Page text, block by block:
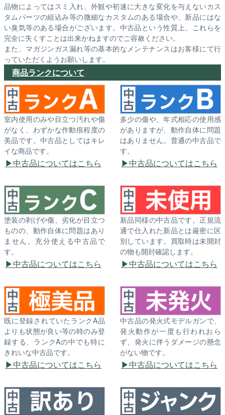
品物によってはスミ入れ、外観や初速に大きな変化を与えないカス
タムパーツの組込み等の微細なカスタムのある場合や、新品にはな
い臭気等のある場合がございます。中古品という性質上、これらを
完全に失くすことは出来かねますのでご容赦ください。
また、マガジンガス漏れ等の基本的なメンテナンスはお客様にて行
っていただくようお願いします。
商品ランクについて
室内使用のみや目立つ汚れや傷
がなく、わずかな作動痕程度の
美品です。中古品としてはキレ
イな商品です。
中古品についてはこちら
多少の傷や、年式相応の使用感
がありますが、動作自体に問題
はありません。普通の中古品で
す。
中古品についてはこちら
塗装の剥げや傷、劣化が目立つ
ものの、動作自体に問題はあり
ません。充分使える中古品で
す。
中古品についてはこちら
新品同様の中古品です。正規流
通で仕入れた新品とは厳密に区
別しています。買取時は未開封
の物も開封確認します。
中古品についてはこちら
既に登録されていたランクA品
よりも状態が良い等の時のみ登
録する、ランクAの中でも特に
きれいな中古品です。
中古品についてはこちら
中古品の発火式モデルガンで、
発火動作が一度も行われおら
ず、発火に伴うダメージの懸念
がない物です。
中古品についてはこちら